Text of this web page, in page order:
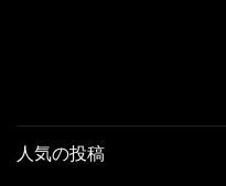
人気の投稿